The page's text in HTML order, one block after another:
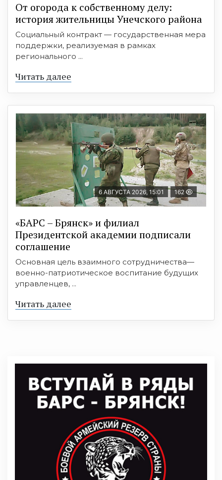
От огорода к собственному делу:
история жительницы Унечского района
Социальный контракт — государственная мера
поддержки, реализуемая в рамках
регионального ...
Читать далее
6 АВГУСТА 2026, 15:01 162
«БАРС – Брянск» и филиал
Президентской академии подписали
соглашение
Основная цель взаимного сотрудничества—
военно-патриотическое воспитание будущих
управленцев, ...
Читать далее